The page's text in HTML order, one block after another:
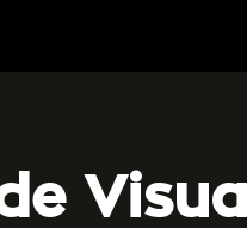
Visual